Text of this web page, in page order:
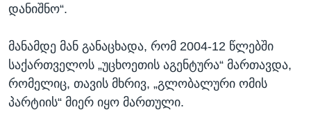
დანიშნო“.
მანამდე მან განაცხადა, რომ 2004-12 წლებში
საქართველოს „უცხოეთის აგენტურა“ მართავდა,
რომელიც, თავის მხრივ, „გლობალური ომის
პარტიის“ მიერ იყო მართული.